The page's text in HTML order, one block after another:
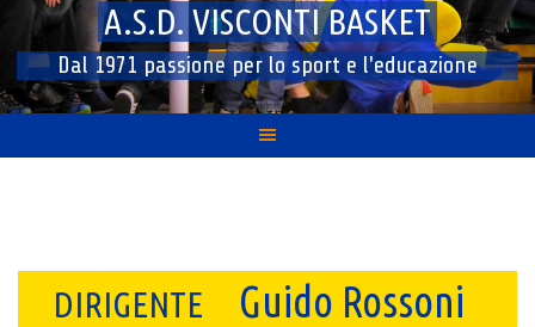
A.S.D. VISCONTI BASKET
Dal 1971 passione per lo sport e l'educazione
DIRIGENTE Guido Rossoni